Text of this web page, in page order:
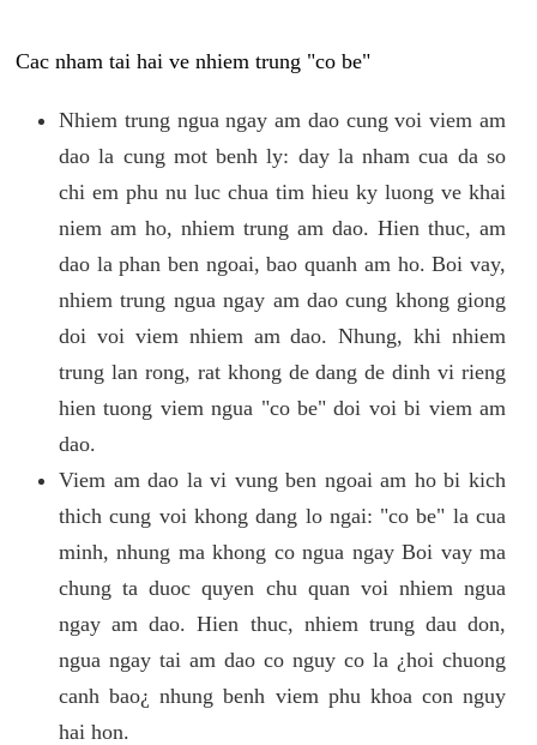
Cac nham tai hai ve nhiem trung "co be"
Nhiem trung ngua ngay am dao cung voi viem am
dao la cung mot benh ly: day la nham cua da so
chi em phu nu luc chua tim hieu ky luong ve khai
niem am ho, nhiem trung am dao. Hien thuc, am
dao la phan ben ngoai, bao quanh am ho. Boi vay,
nhiem trung ngua ngay am dao cung khong giong
doi voi viem nhiem am dao. Nhung, khi nhiem
trung lan rong, rat khong de dang de dinh vi rieng
hien tuong viem ngua "co be" doi voi bi viem am
dao.
Viem am dao la vi vung ben ngoai am ho bi kich
thich cung voi khong dang lo ngai: "co be" la cua
minh, nhung ma khong co ngua ngay Boi vay ma
chung ta duoc quyen chu quan voi nhiem ngua
ngay am dao. Hien thuc, nhiem trung dau don,
ngua ngay tai am dao co nguy co la ¿hoi chuong
canh bao¿ nhung benh viem phu khoa con nguy
hai hon.